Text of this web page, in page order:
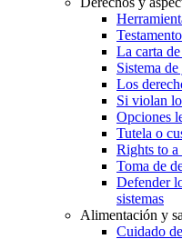
La carta
Sistema
Los
Si violan
Opciones
Tutela o
Rights to
Toma de
Defender
sistemas
Alimentación y
Cuidado